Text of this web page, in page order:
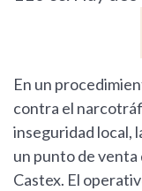
En un
contra el
inseguridad local,
un punto de
Castex. El